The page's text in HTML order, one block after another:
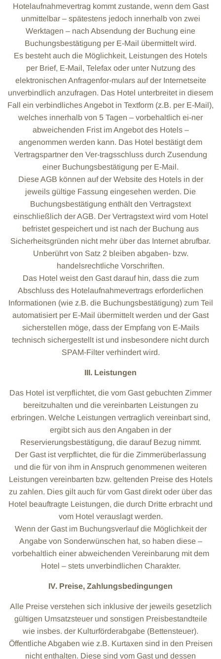
Hotelaufnahmevertrag kommt zustande, wenn dem Gast
unmittelbar – spätestens jedoch innerhalb von zwei
Werktagen – nach Absendung der Buchung eine
Buchungsbestätigung per E-Mail übermittelt wird.
Es besteht auch die Möglichkeit, Leistungen des Hotels
per Brief, E-Mail, Telefax oder unter Nutzung des
elektronischen Anfragenfor-mulars auf der Internetseite
unverbindlich anzufragen. Das Hotel unterbreitet in diesem
Fall ein verbindliches Angebot in Textform (z.B. per E-Mail),
welches innerhalb von 5 Tagen – vorbehaltlich ei-ner
abweichenden Frist im Angebot des Hotels –
angenommen werden kann. Das Hotel bestätigt dem
Vertragspartner den Ver-tragsschluss durch Zusendung
einer Buchungsbestätigung per E-Mail.
Diese AGB können auf der Website des Hotels in der
jeweils gültige Fassung eingesehen werden. Die
Buchungsbestätigung enthält den Vertragstext
einschließlich der AGB. Der Vertragstext wird vom Hotel
befristet gespeichert und ist nach der Buchung aus
Sicherheitsgründen nicht mehr über das Internet abrufbar.
Unberührt von Satz 2 bleiben abgaben- bzw.
handelsrechtliche Vorschriften.
Das Hotel weist den Gast darauf hin, dass die zum
Abschluss des Hotelaufnahmevertrags erforderlichen
Informationen (wie z.B. die Buchungsbestätigung) zum Teil
automatisiert per E-Mail übermittelt werden und der Gast
sicherstellen möge, dass der Empfang von E-Mails
technisch sichergestellt ist und insbesondere nicht durch
SPAM-Filter verhindert wird.
III. Leistungen
Das Hotel ist verpflichtet, die vom Gast gebuchten Zimmer
bereitzuhalten und die vereinbarten Leistungen zu
erbringen. Welche Leistungen vertraglich vereinbart sind,
ergibt sich aus den Angaben in der
Reservierungsbestätigung, die darauf Bezug nimmt.
Der Gast ist verpflichtet, die für die Zimmerüberlassung
und die für von ihm in Anspruch genommenen weiteren
Leistungen vereinbarten bzw. geltenden Preise des Hotels
zu zahlen. Dies gilt auch für vom Gast direkt oder über das
Hotel beauftragte Leistungen, die durch Dritte erbracht und
vom Hotel verauslagt werden.
Wenn der Gast im Buchungsverlauf die Möglichkeit der
Angabe von Sonderwünschen hat, so haben diese –
vorbehaltlich einer abweichenden Vereinbarung mit dem
Hotel – stets unverbindlichen Charakter.
IV. Preise, Zahlungsbedingungen
Alle Preise verstehen sich inklusive der jeweils gesetzlich
gültigen Umsatzsteuer und sonstigen Preisbestandteile
wie insbes. der Kulturförderabgabe (Bettensteuer).
Öffentliche Abgaben wie z.B. Kurtaxen sind in den Preisen
nicht enthalten. Diese sind vom Gast und dessen